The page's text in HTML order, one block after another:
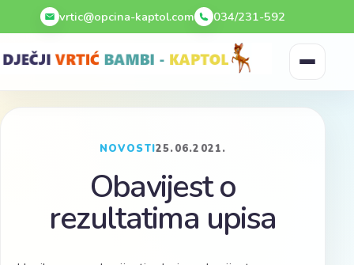
Preskoči na sadržaj
vrtic@opcina-kaptol.com 034/231-592
NOVOSTI25.06.2021.
Obavijest o
rezultatima upisa